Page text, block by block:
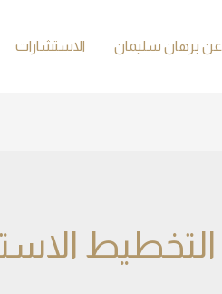
عن برهان سليمان الاستشارات
التخطيط